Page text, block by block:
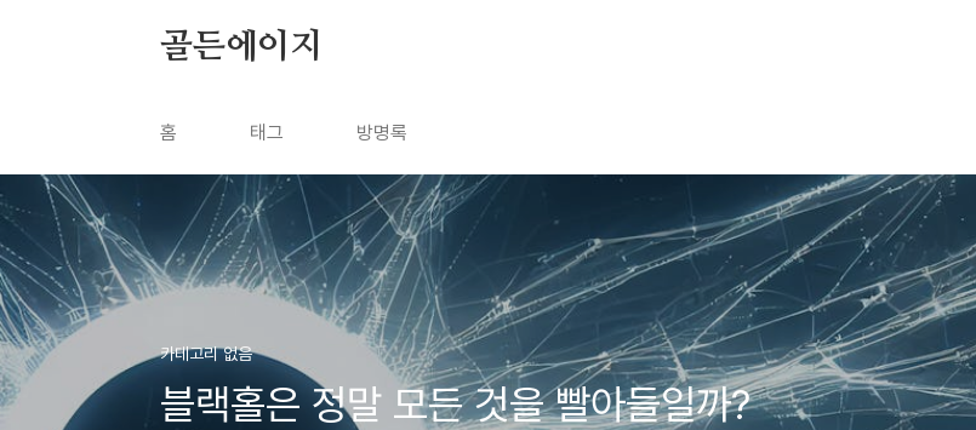
골든에이지
홈 태그 방명록
카테고리 없음
블랙홀은 정말 모든 것을 빨아들일까?